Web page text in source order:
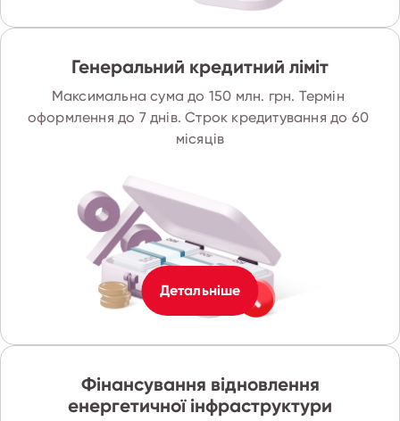
Генеральний кредитний ліміт
Максимальна сума до 150 млн. грн. Термін
оформлення до 7 днів. Строк кредитування до 60
місяців
Детальніше
Фінансування відновлення
енергетичної інфраструктури